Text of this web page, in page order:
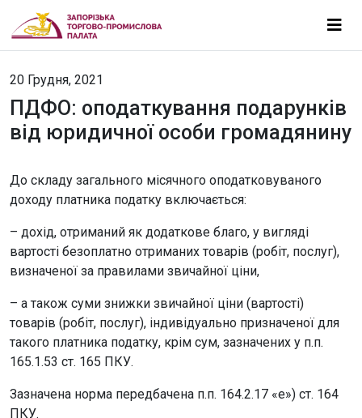
20 Грудня, 2021
ПДФО: оподаткування подарунків
від юридичної особи громадянину
До складу загального місячного оподатковуваного
доходу платника податку включається:
– дохід, отриманий як додаткове благо, у вигляді
вартості безоплатно отриманих товарів (робіт, послуг),
визначеної за правилами звичайної ціни,
– а також суми знижки звичайної ціни (вартості)
товарів (робіт, послуг), індивідуально призначеної для
такого платника податку, крім сум, зазначених у п.п.
165.1.53 ст. 165 ПКУ.
Зазначена норма передбачена п.п. 164.2.17 «е») ст. 164
ПКУ.